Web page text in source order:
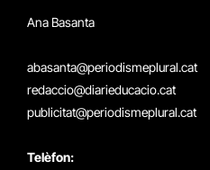
Ana Basanta
abasanta@periodismeplural.cat
redaccio@diarieducacio.cat
publicitat@periodismeplural.cat
Telèfon: